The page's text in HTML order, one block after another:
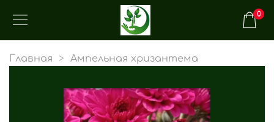
0
Главная Ампельная хризантема